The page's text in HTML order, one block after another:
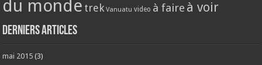
du monde trek Vanuatu video à faire à voir
Derniers articles
mai 2015 (3)